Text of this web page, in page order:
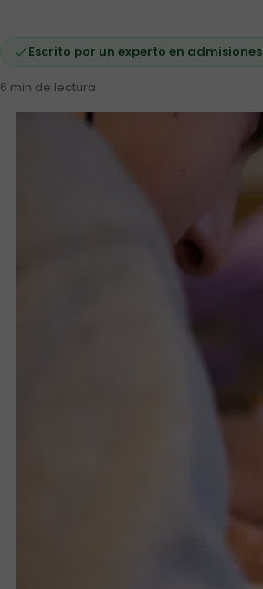
Escrito por un experto en admisiones
6 min de lectura